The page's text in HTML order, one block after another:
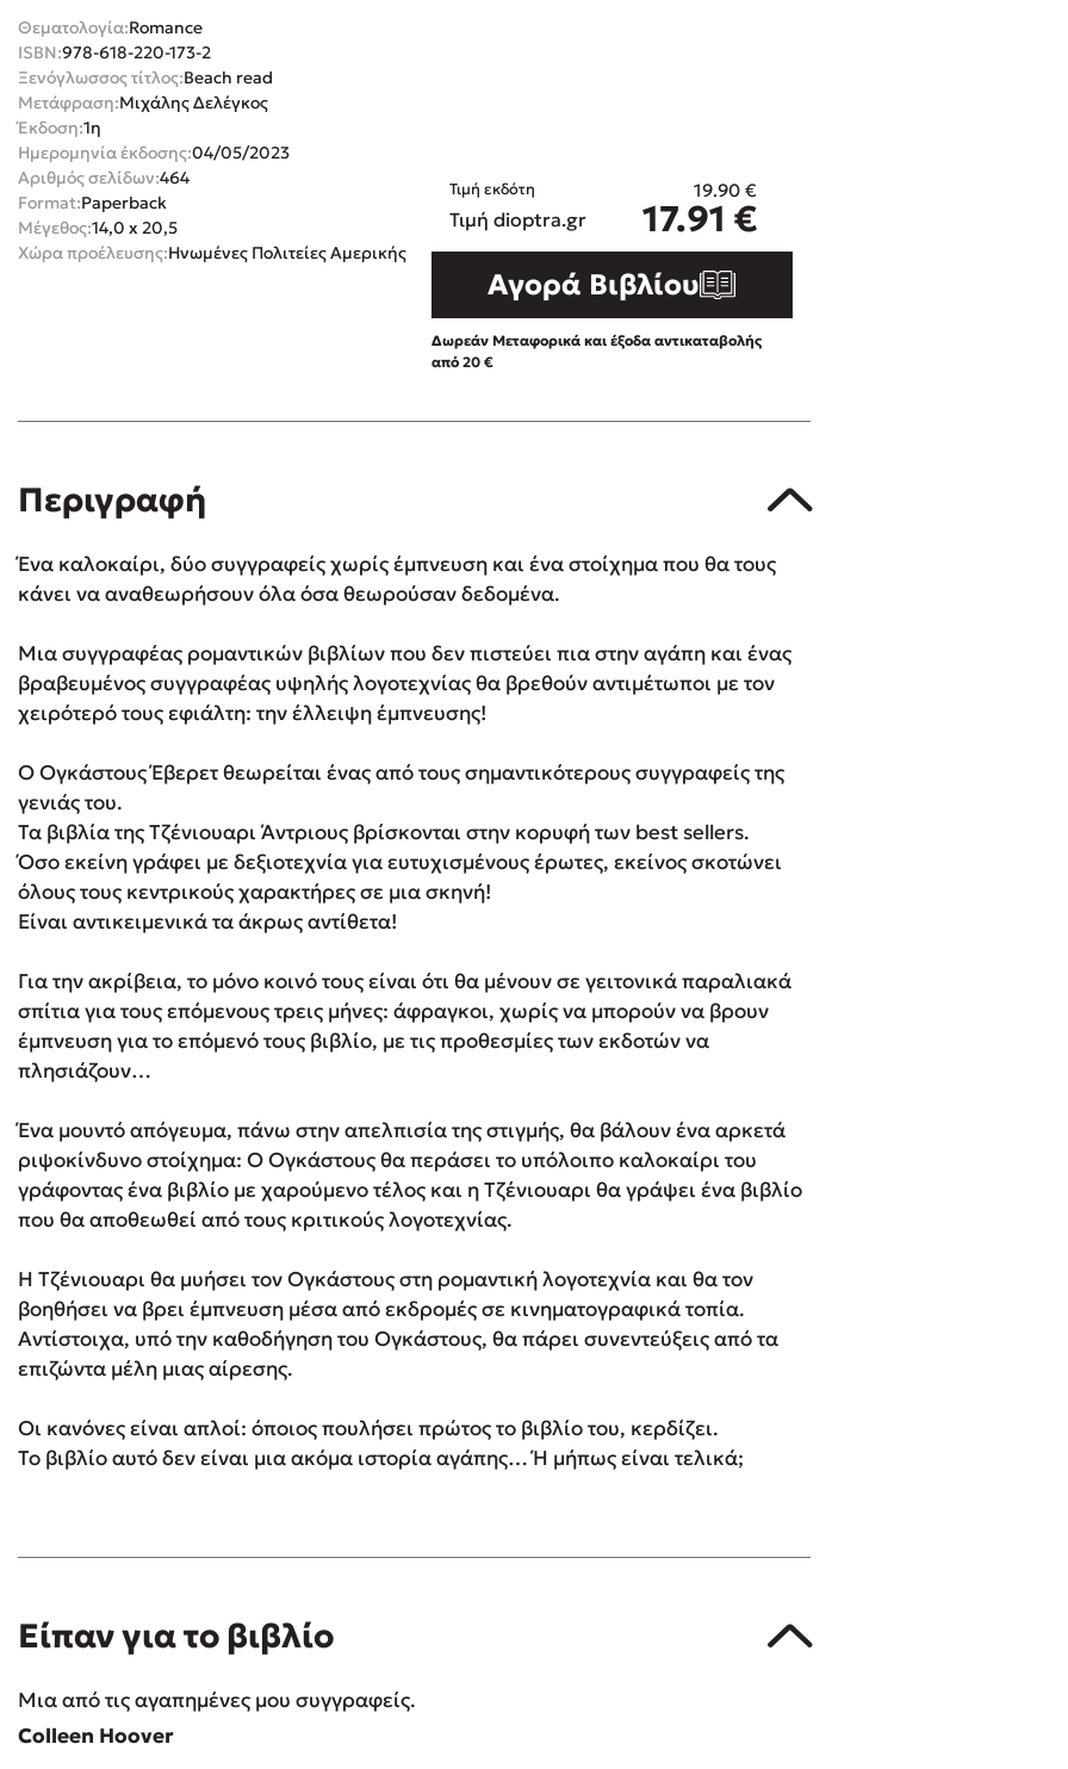
Playlist
Στέφανος Ξενάκης
Το λεξικό της ζωής σου
Δανάη Δεληγεώργη
Πάνω, κάτω, μπροστά, πίσω
Mel Robbins
Η μέθοδος Αφήστε τους
Ali Hazelwood
Cori Doerrfeld
Pierdomenico Baccalario
Δανάη Ιμπραχήμ
Θεματολογία:Romance
ISBN:978-618-220-173-2
Ξενόγλωσσος τίτλος:Beach read
Μετάφραση:Μιχάλης Δελέγκος
Έκδοση:1η
Ημερομηνία έκδοσης:04/05/2023
Αριθμός σελίδων:464
Format:Paperback
Μέγεθος:14,0 x 20,5
Χώρα προέλευσης:Ηνωμένες Πολιτείες Αμερικής
Τιμή εκδότη 19.90 €
Τιμή dioptra.gr 17.91 €
Αγορά Βιβλίου
Δωρεάν Μεταφορικά και έξοδα αντικαταβολής
από 20 €
Περιγραφή
Ένα καλοκαίρι, δύο συγγραφείς χωρίς έμπνευση και ένα στοίχημα που θα τους
κάνει να αναθεωρήσουν όλα όσα θεωρούσαν δεδομένα.
Μια συγγραφέας ρομαντικών βιβλίων που δεν πιστεύει πια στην αγάπη και ένας
βραβευμένος συγγραφέας υψηλής λογοτεχνίας θα βρεθούν αντιμέτωποι με τον
χειρότερό τους εφιάλτη: την έλλειψη έμπνευσης!
Ο Ογκάστους Έβερετ θεωρείται ένας από τους σημαντικότερους συγγραφείς της
γενιάς του.
Τα βιβλία της Τζένιουαρι Άντριους βρίσκονται στην κορυφή των best sellers.
Όσο εκείνη γράφει με δεξιοτεχνία για ευτυχισμένους έρωτες, εκείνος σκοτώνει
όλους τους κεντρικούς χαρακτήρες σε μια σκηνή!
Είναι αντικειμενικά τα άκρως αντίθετα!
Για την ακρίβεια, το μόνο κοινό τους είναι ότι θα μένουν σε γειτονικά παραλιακά
σπίτια για τους επόμενους τρεις μήνες: άφραγκοι, χωρίς να μπορούν να βρουν
έμπνευση για το επόμενό τους βιβλίο, με τις προθε­σμίες των εκδοτών να
πλησιάζουν…
Ένα μουντό απόγευμα, πάνω στην απελπισία της στιγμής, θα βάλουν ένα αρκετά
ριψοκίνδυνο στοίχημα: Ο Ογκάστους θα περάσει το υπόλοιπο καλοκαίρι του
γράφοντας ένα βιβλίο με χαρούμενο τέλος και η Τζένιουαρι θα γράψει ένα βιβλίο
που θα αποθεωθεί από τους κριτικούς λογοτεχνίας.
Η Τζένιουαρι θα μυήσει τον Ογκάστους στη ρομαντική λογοτεχνία και θα τον
βοηθήσει να βρει έμπνευση μέσα από εκδρομές σε κινηματογραφικά τοπία.
Αντίστοιχα, υπό την καθοδήγηση του Ογκάστους, θα πάρει συνεντεύξεις από τα
επιζώντα μέλη μιας αίρεσης.
Οι κανόνες είναι απλοί: όποιος πουλήσει πρώτος το βιβλίο του, κερδίζει.
Το βιβλίο αυτό δεν είναι μια ακόμα ιστορία αγάπης… Ή μήπως είναι τελικά;
Είπαν για το βιβλίο
Μια από τις αγαπημένες μου συγγραφείς.
Colleen Hoover